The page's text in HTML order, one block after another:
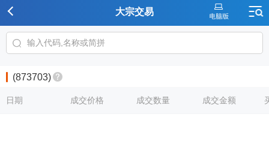
大宗交易
(873703)
日期 成交价格 成交数量 成交金额